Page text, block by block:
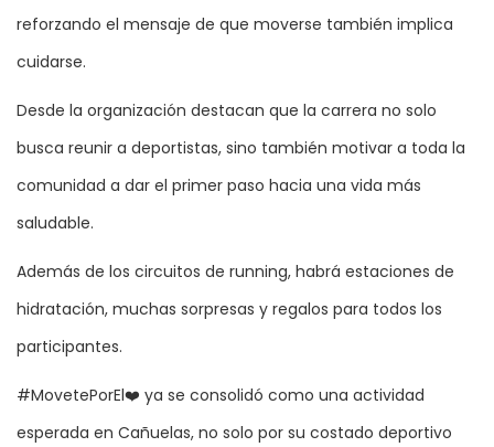
reforzando el mensaje de que moverse también implica
cuidarse.
Desde la organización destacan que la carrera no solo
busca reunir a deportistas, sino también motivar a toda la
comunidad a dar el primer paso hacia una vida más
saludable.
Además de los circuitos de running, habrá estaciones de
hidratación, muchas sorpresas y regalos para todos los
participantes.
#MovetePorEl❤️ ya se consolidó como una actividad
esperada en Cañuelas, no solo por su costado deportivo